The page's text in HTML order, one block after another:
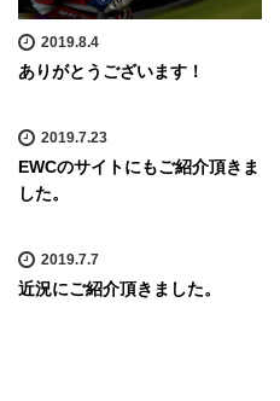
2019.8.4
ありがとうございます！
2019.7.23
EWCのサイトにもご紹介頂きま
した。
2019.7.7
近況にご紹介頂きました。